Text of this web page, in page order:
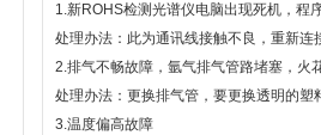
1.新ROHS检测光谱仪电脑出现死机，程
处理办法：此为通讯线接触不良，重新连
2.排气不畅故障，氩气排气管路堵塞，火
处理办法：更换排气管，要更换透明的
3.温度偏高故障